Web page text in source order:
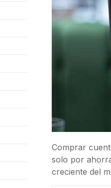
Comprar
solo por
creciente del